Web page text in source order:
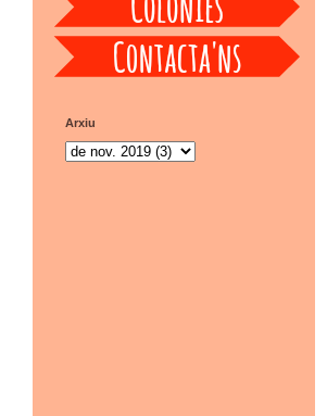
Arxiu